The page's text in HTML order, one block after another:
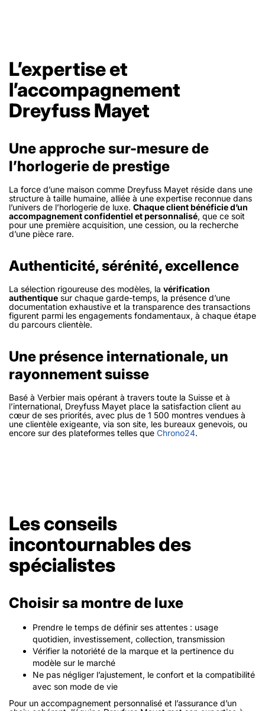
L’expertise et
l’accompagnement
Dreyfuss Mayet
Une approche sur-mesure de
l’horlogerie de prestige
La force d’une maison comme Dreyfuss Mayet réside dans une
structure à taille humaine, alliée à une expertise reconnue dans
l’univers de l’horlogerie de luxe. Chaque client bénéficie d’un
accompagnement confidentiel et personnalisé, que ce soit
pour une première acquisition, une cession, ou la recherche
d’une pièce rare.
Authenticité, sérénité, excellence
La sélection rigoureuse des modèles, la vérification
authentique sur chaque garde-temps, la présence d’une
documentation exhaustive et la transparence des transactions
figurent parmi les engagements fondamentaux, à chaque étape
du parcours clientèle.
Une présence internationale, un
rayonnement suisse
Basé à Verbier mais opérant à travers toute la Suisse et à
l’international, Dreyfuss Mayet place la satisfaction client au
cœur de ses priorités, avec plus de 1 500 montres vendues à
une clientèle exigeante, via son site, les bureaux genevois, ou
encore sur des plateformes telles que Chrono24.
Les conseils
incontournables des
spécialistes
Choisir sa montre de luxe
Prendre le temps de définir ses attentes : usage
quotidien, investissement, collection, transmission
Vérifier la notoriété de la marque et la pertinence du
modèle sur le marché
Ne pas négliger l’ajustement, le confort et la compatibilité
avec son mode de vie
Pour un accompagnement personnalisé et l’assurance d’un